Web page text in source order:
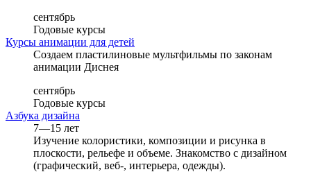
сентябрь
Годовые курсы
Курсы анимации для детей
Создаем пластилиновые мультфильмы по законам
анимации Диснея
сентябрь
Годовые курсы
Азбука дизайна
7—15 лет
Изучение колористики, композиции и рисунка в
плоскости, рельефе и объеме. Знакомство с дизайном
(графический, веб-, интерьера, одежды).